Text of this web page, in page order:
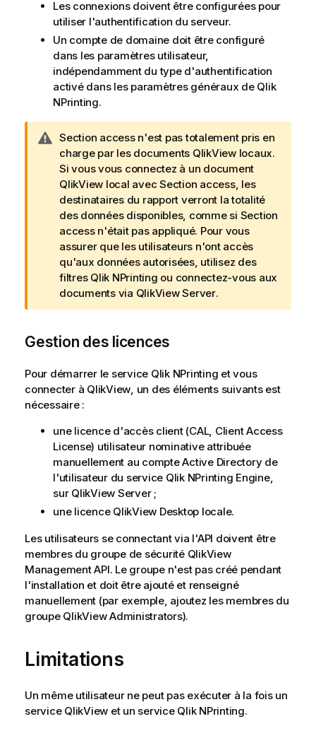
Les connexions doivent être configurées pour
utiliser l'authentification du serveur.
Un compte de domaine doit être configuré
dans les paramètres utilisateur,
indépendamment du type d'authentification
activé dans les paramètres généraux de Qlik
NPrinting.
N
o
t
e
A
v
e
r
t
i
s
s
m
n
t
Section access n'est pas totalement pris en
charge par les documents QlikViewlocaux.
Si vous vous connectez à un document
QlikView local avec Section access, les
destinataires du rapport verront la totalité
des données disponibles, comme si Section
access n'était pas appliqué. Pour vous
assurer que les utilisateurs n'ont accès
qu'aux données autorisées, utilisez des
filtres Qlik NPrinting ou connectez-vous aux
documents via QlikView Server.
Gestion des licences
Pour démarrer le service Qlik NPrinting et vous
connecter à QlikView, un des éléments suivants est
nécessaire :
une licence d'accès client (CAL, Client Access
License) utilisateur nominative attribuée
manuellement au compte Active Directory de
l'utilisateur du service Qlik NPrinting Engine,
sur QlikView Server;
une licence QlikView Desktop locale.
Les utilisateurs se connectant via l'API doivent être
membres du groupe de sécurité QlikView
Management API. Le groupe n'est pas créé pendant
l'installation et doit être ajouté et renseigné
manuellement (par exemple, ajoutez les membres du
groupe QlikViewAdministrators).
Limitations
Un même utilisateur ne peut pas exécuter à la fois un
service QlikView et un service Qlik NPrinting.